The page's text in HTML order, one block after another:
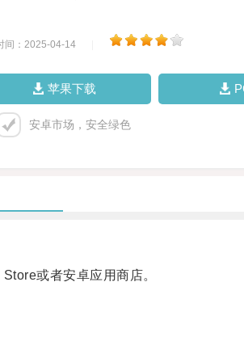
间：2025-04-14
苹果下载
安卓市场，安全绿色
或者安卓应用商店。